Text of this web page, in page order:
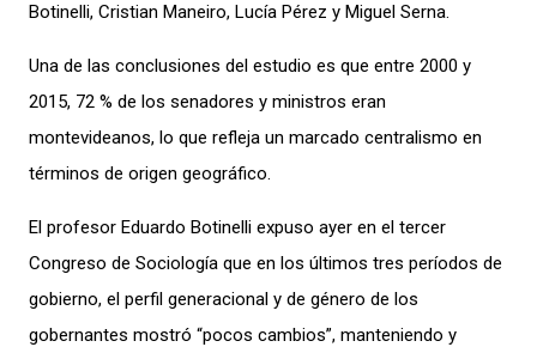
Botinelli, Cristian Maneiro, Lucía Pérez y Miguel Serna.
Una de las conclusiones del estudio es que entre 2000 y
2015, 72 % de los senadores y ministros eran
montevideanos, lo que refleja un marcado centralismo en
términos de origen geográfico.
El profesor Eduardo Botinelli expuso ayer en el tercer
Congreso de Sociología que en los últimos tres períodos de
gobierno, el perfil generacional y de género de los
gobernantes mostró “pocos cambios”, manteniendo y